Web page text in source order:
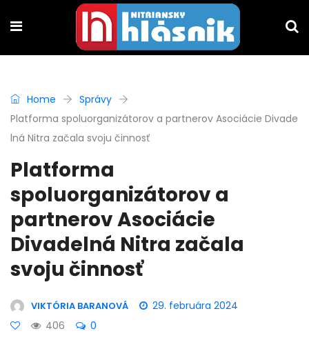
Home
Správy
Platforma spoluorganizátorov a partnerov Asociácie Divade
lná Nitra začala svoju činnosť
Platforma
spoluorganizátorov a
partnerov Asociácie
Divadelná Nitra začala
svoju činnosť
VIKTÓRIA BARANOVÁ
29. februára 2024
406
0